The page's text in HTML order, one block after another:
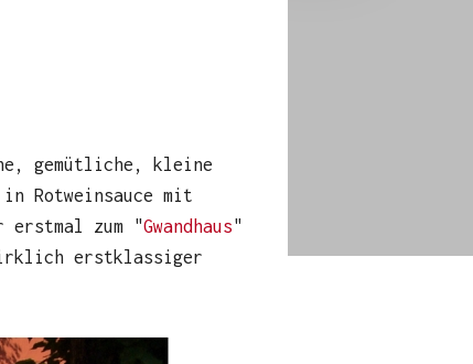
gemütliche, kleine
Rotweinsauce mit
erstmal zum "Gwandhaus"
erstklassiger